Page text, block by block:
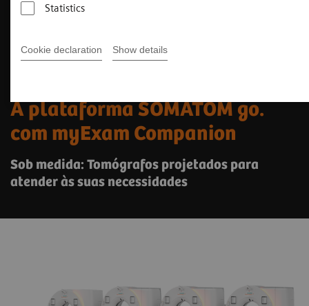
Statistics
Cookie declaration Show details
A plataforma SOMATOM go.
com myExam Companion
Sob medida: Tomógrafos projetados para
atender às suas necessidades